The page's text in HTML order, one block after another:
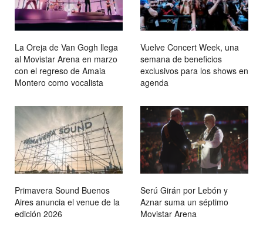
La Oreja de Van Gogh llega
al Movistar Arena en marzo
con el regreso de Amaia
Montero como vocalista
Vuelve Concert Week, una
semana de beneficios
exclusivos para los shows en
agenda
Primavera Sound Buenos
Aires anuncia el venue de la
edición 2026
Serú Girán por Lebón y
Aznar suma un séptimo
Movistar Arena